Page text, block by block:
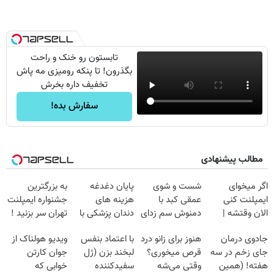
تابستون رو خنک و راحت
بگذرون! تا پنکه رومیزی مه پاش
تخفیف داره بخرش
سفارش بده!
مطالب پیشنهادی
اگر میخوای
ایمپلنت کنی
الان وقتشه |
میلیون تومان!!!
شست و شوی
عمقی کبد با
دمنوش سم زدای
پایان دغدغه
هزینه های
دندان پزشکی با
خانگی
به بزرگترین
جشنواره ایمپلنت
تهران سر بزنید !
میلیون !
جادوی درمان
جای زخم در سه
هفته! (همین
هنوز برای زانو درد
قرص میخوری؟
وقتی می‌شه
با اعتماد بنفس
لبخند بزن (ژل
سفیدکننده
ویدیو هولناک از
جوان کارتن
خوابی که